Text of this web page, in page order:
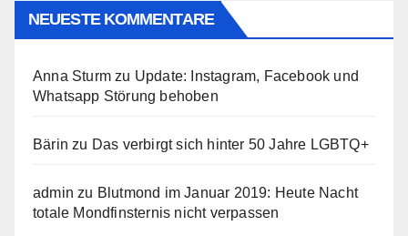
NEUESTE KOMMENTARE
Anna Sturm zu Update: Instagram, Facebook und
Whatsapp Störung behoben
Bärin zu Das verbirgt sich hinter 50 Jahre LGBTQ+
admin zu Blutmond im Januar 2019: Heute Nacht
totale Mondfinsternis nicht verpassen